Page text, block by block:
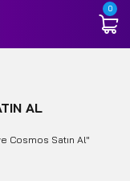
0
AL
Cosmos Satın Al"